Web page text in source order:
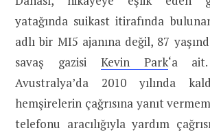
yatağında suikast itirafında
adlı bir MI5 ajanına değil, 87
savaş gazisi Kevin Park‘a
Avustralya’da 2010 yılında
hemşirelerin çağrısına yanıt
telefonu aracılığıyla yardım